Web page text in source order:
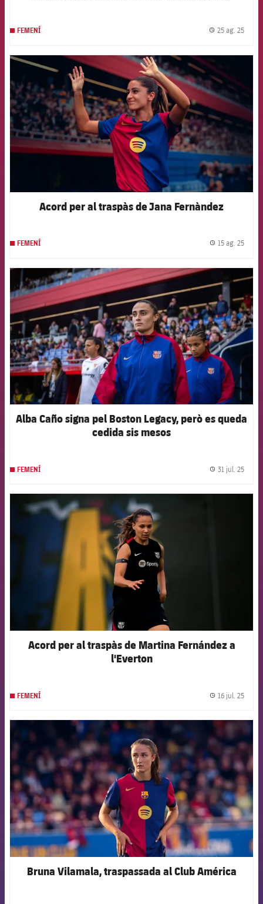
FEMENÍ 25 ag. 25
FCB Barcelona badge
Acord per al traspàs de Jana Fernàndez
FEMENÍ 15 ag. 25
FCB Barcelona badge
Alba Caño signa pel Boston Legacy, però es queda
cedida sis mesos
FEMENÍ 31 jul. 25
FCB Barcelona badge
Acord per al traspàs de Martina Fernández a
l'Everton
FEMENÍ 16 jul. 25
FCB Barcelona badge
Bruna Vilamala, traspassada al Club América